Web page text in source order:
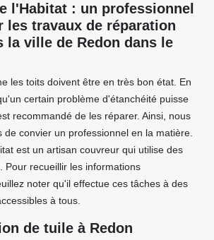
l'Habitat : un professionnel
les travaux de réparation
la ville de Redon dans le
les toits doivent être en très bon état. En
certain problème d'étanchéité puisse
recommandé de les réparer. Ainsi, nous
de convier un professionnel en la matière.
est un artisan couvreur qui utilise des
Pour recueillir les informations
noter qu'il effectue ces tâches à des
à tous.
de tuile à Redon